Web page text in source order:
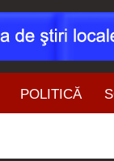
POLITICĂ